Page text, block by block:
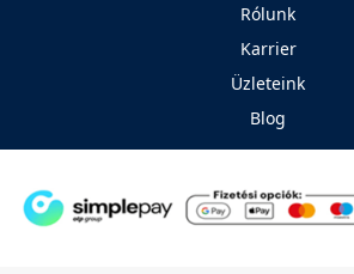
Rólunk
Karrier
Üzleteink
Blog